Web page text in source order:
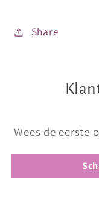
Share
Wees de eerste